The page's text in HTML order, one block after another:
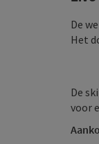
De
Het
De
voor